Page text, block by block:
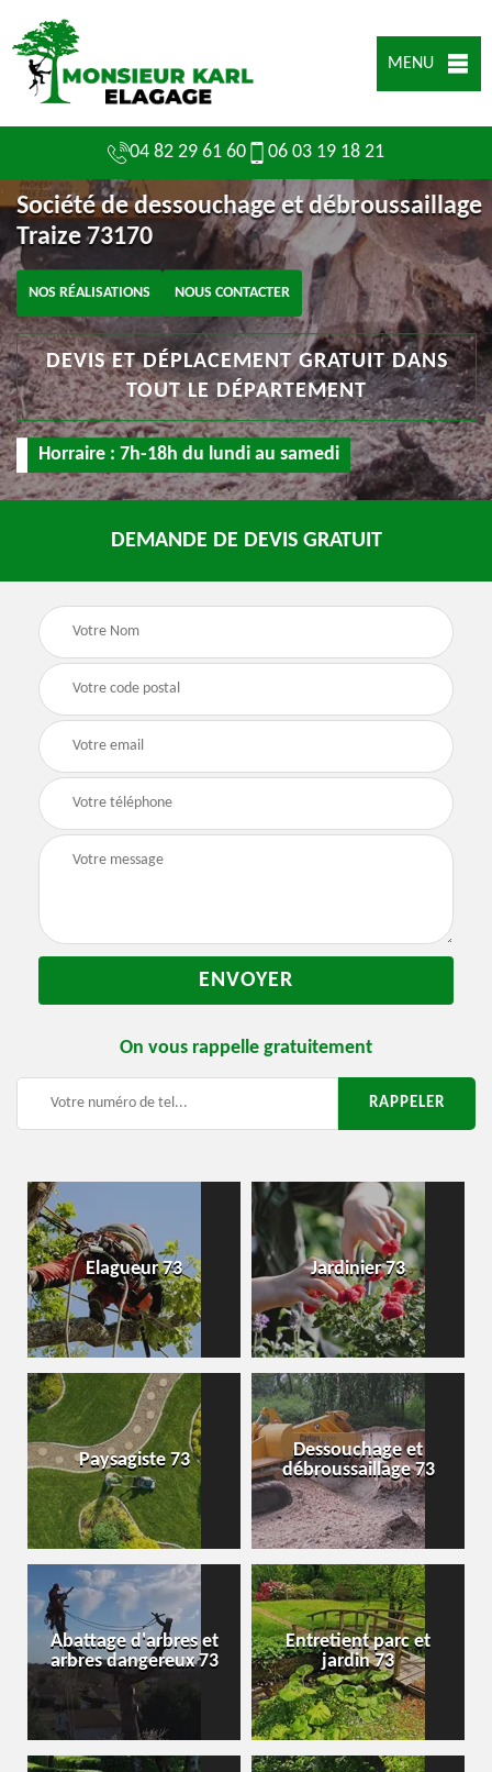
MENU
04 82 29 61 60 06 03 19 18 21
Société de dessouchage et débroussaillage
Traize 73170
NOS RÉALISATIONS NOUS CONTACTER
DEVIS ET DÉPLACEMENT GRATUIT DANS
TOUT LE DÉPARTEMENT
Horraire : 7h-18h du lundi au samedi
DEMANDE DE DEVIS GRATUIT
On vous rappelle gratuitement
Elagueur 73 Jardinier 73
Paysagiste 73
Dessouchage et
débroussaillage 73
Abattage d'arbres et
arbres dangereux 73
Entretient parc et
jardin 73